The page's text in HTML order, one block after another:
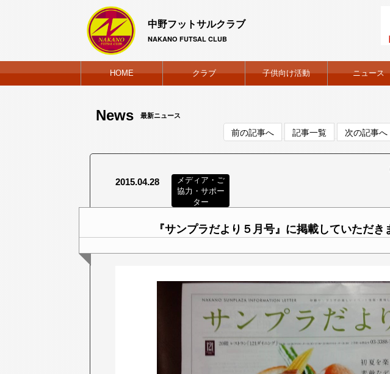
中野フットサルクラブ
NAKANO FUTSAL CLUB
HOME クラブ 子供向け活動 ニュース
News 最新ニュース
前の記事へ 記事一覧 次の記事へ
2015.04.28
メディア・ご
協力・サポー
ター
『サンプラだより５月号』に掲載していただき